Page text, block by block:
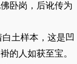
卧岗，后讹传为
土样本，这是凹
的人如获至宝。